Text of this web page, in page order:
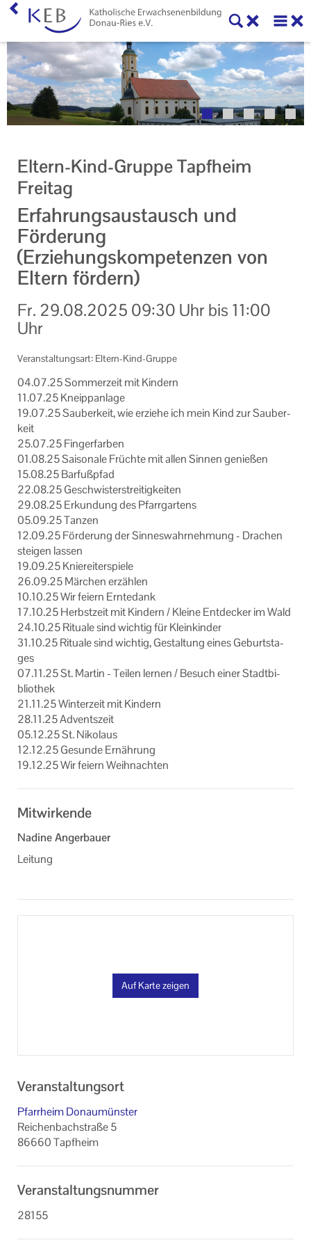
Eltern-Kind-Gruppe Tapfheim
Freitag
Erfahrungsaustausch und
Förderung
(Erziehungskompetenzen von
Eltern fördern)
Fr. 29.08.2025 09:30 Uhr bis 11:00
Uhr
Veranstaltungsart: Eltern-Kind-Gruppe
04.07.25 Som­mer­zeit mit Kin­dern
11.07.25 Kneipp­an­la­ge
19.07.25 Sau­ber­keit, wie er­zie­he ich mein Kind zur Sau­ber­
keit
25.07.25 Fin­ger­far­ben
01.08.25 Sai­so­na­le Früch­te mit allen Sin­nen ge­nie­ßen
15.08.25 Bar­fuß­pfad
22.08.25 Ge­schwis­ter­strei­tig­kei­ten
29.08.25 Er­kun­dung des Pfarr­gar­tens
05.09.25 Tan­zen
12.09.25 För­de­rung der Sin­nes­wahr­neh­mung - Dra­chen
stei­gen las­sen
19.09.25 Knie­rei­ter­spie­le
26.09.25 Mär­chen er­zäh­len
10.10.25 Wir fei­ern Ern­te­dank
17.10.25 Herbst­zeit mit Kin­dern / Klei­ne Ent­de­cker im Wald
24.10.25 Ri­tua­le sind wich­tig für Klein­kin­der
31.10.25 Ri­tua­le sind wich­tig, Ge­stal­tung eines Ge­burts­ta­
ges
07.11.25 St. Mar­tin - Tei­len ler­nen / Be­such einer Stadt­bi­
blio­thek
21.11.25 Win­ter­zeit mit Kin­dern
28.11.25 Ad­vents­zeit
05.12.25 St. Ni­ko­laus
12.12.25 Ge­sun­de Er­näh­rung
19.12.25 Wir fei­ern Weih­nach­ten
Mitwirkende
Nadine Angerbauer
Leitung
Auf Karte zeigen
Veranstaltungsort
Pfarrheim Donaumünster
Reichenbachstraße 5
86660 Tapfheim
Veranstaltungsnummer
28155
Home
Willkommen
Veranstaltungen
Zentrale Veranstaltungen
Eltern-Kind-Gruppen
Gymnastikkurse
Alle Veranstaltungen
Informationen
Machen Sie mit!
Ihr Kontakt zu uns
Impressum
Datenschutzerklärung